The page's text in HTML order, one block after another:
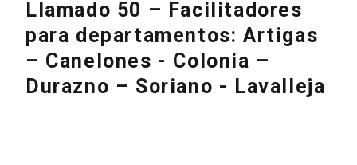
Llamado 50 – Facilitadores
para departamentos: Artigas
– Canelones - Colonia –
Durazno – Soriano - Lavalleja